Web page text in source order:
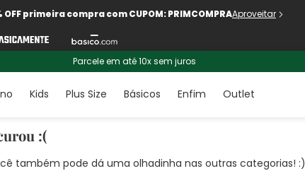
OFF primeira compra com CUPOM: PRIMCOMPRAAproveitar
Parcele em até 10x sem juros
Kids Plus Size Básicos Enfim Outlet
:(
também pode dá uma olhadinha nas outras categorias! :)